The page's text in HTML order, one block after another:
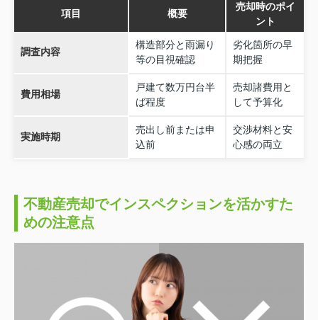
項目 概要
売却時のポイ
ント
調査内容
構造部分と雨漏り
等の目視確認
劣化箇所の早
期把握
費用相場
戸建て数万円台半
ば程度
売却諸費用と
して予算化
実施時期
売出し前または申
込前
交渉材料と安
心感の両立
不動産売却でインスペクションを活かすた
めの注意点